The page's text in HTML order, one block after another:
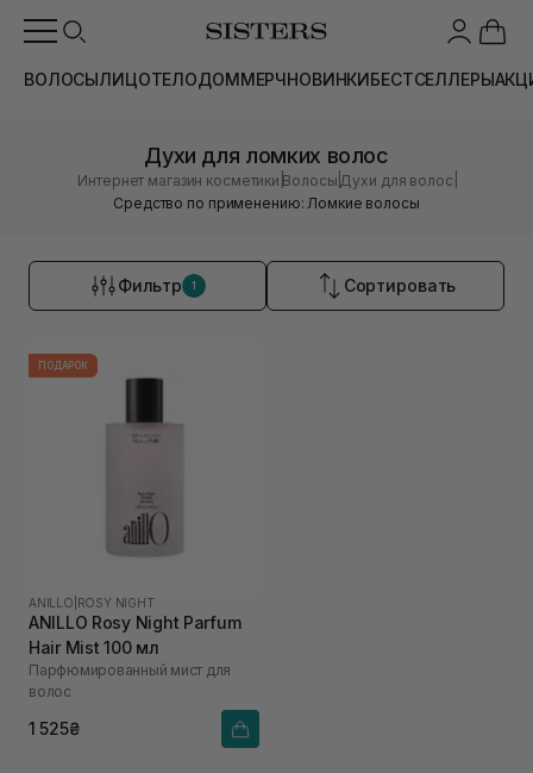
ВОЛОСЫЛИЦОТЕЛОДОММЕРЧНОВИНКИБЕСТСЕЛЛЕРЫ
Духи для ломких волос
Интернет магазин косметики |Волосы |Духи для волос
Средство по применению: Ломкие волосы
Фильтр 1 Сортировать
ПОДАРОК
ANILLO ROSY NIGHT
ANILLO Rosy Night Parfum
Hair Mist 100 мл
Парфюмированный мист для
волос
1 525₴